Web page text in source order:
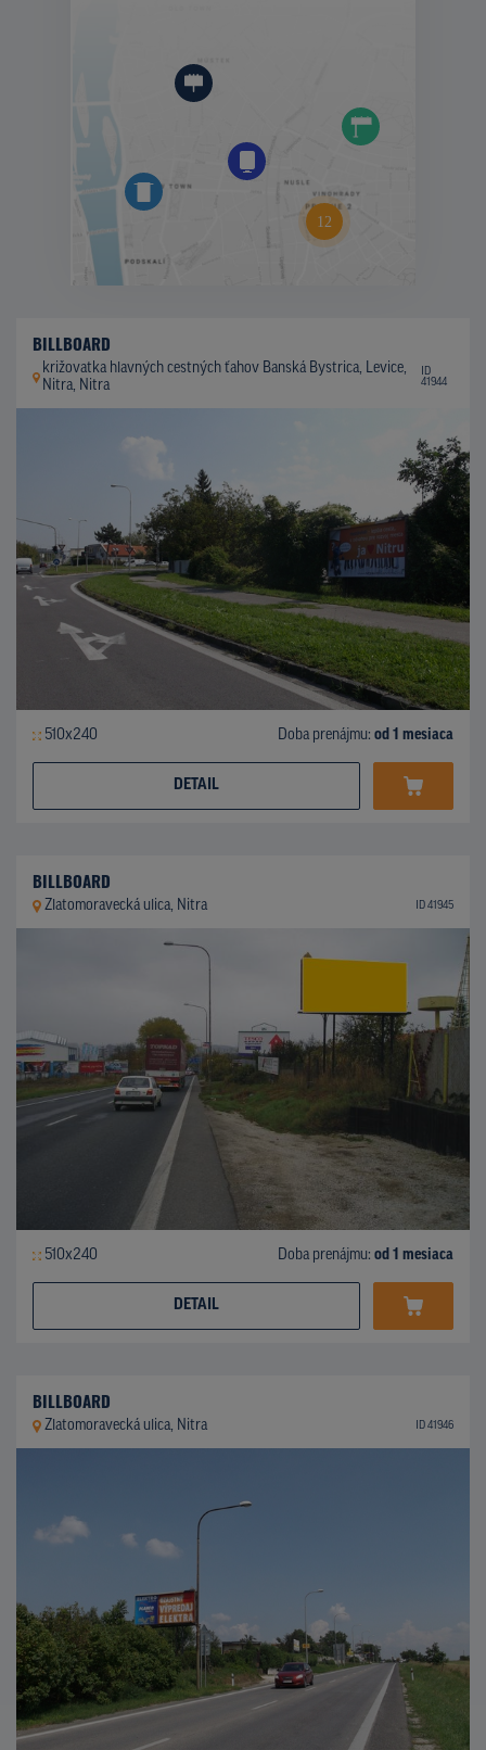
BILLBOARD
križovatka hlavných cestných ťahov Banská Bystrica, Levice,
Nitra, Nitra
ID
41944
510x240 Doba prenájmu: od 1 mesiaca
DETAIL
BILLBOARD
Zlatomoravecká ulica, Nitra ID 41945
510x240 Doba prenájmu: od 1 mesiaca
DETAIL
BILLBOARD
Zlatomoravecká ulica, Nitra ID 41946